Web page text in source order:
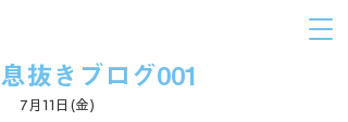
息抜きブログ001
7月11日(金)